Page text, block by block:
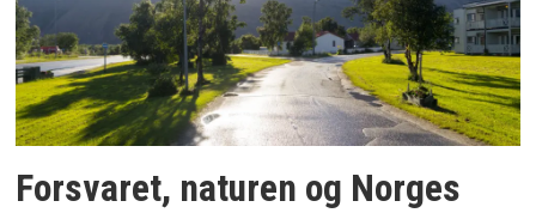
Forsvaret, naturen og Norges